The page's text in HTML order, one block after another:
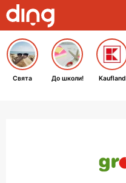
Свята До школи! Kaufland